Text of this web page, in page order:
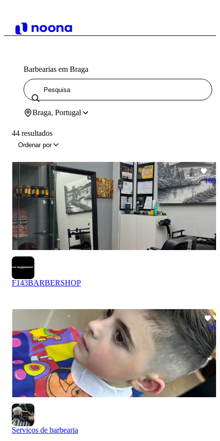
Barbearias em Braga
Braga, Portugal
44 resultados
Ordenar por
109
F143BARBERSHOP
26
Serviços de barbearia